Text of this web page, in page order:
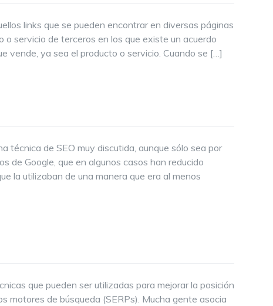
links que se pueden encontrar en diversas páginas
servicio de terceros en los que existe un acuerdo
vende, ya sea el producto o servicio. Cuando se […]
técnica de SEO muy discutida, aunque sólo sea por
de Google, que en algunos casos han reducido
la utilizaban de una manera que era al menos
que pueden ser utilizadas para mejorar la posición
motores de búsqueda (SERPs). Mucha gente asocia